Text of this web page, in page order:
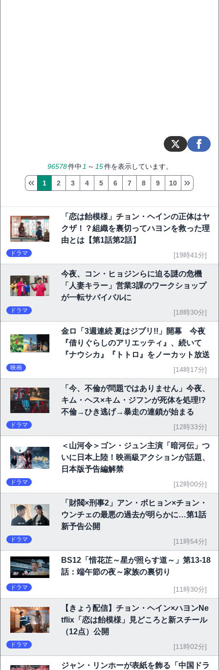
96578件中 1 ～ 15件を表示しています。
1 2 3 4 5 6 7 8 9 10
「恋は飴模様」チョン・ヘインの正体はヤ
クザ！？組織を裏切ってハヨンを救った理
由とは【第1話第2話】
ドラマ [19時41分]
今夜、コン・ヒョジンらに迫る謎の危機
「人妻キラー」営業3課のワークショップ
が一転サバイバルに
ドラマ [18時30分]
金ロ「3週連続 夏はジブリ!!」開幕 今夜
『借りぐらしのアリエッティ』、続いて
『ナウシカ』『トトロ』をノーカット放送
映画 [14時17分]
「今、不倫が問題ではありません」今夜、
キム・ヘス×キム・ジフンが死体を処理!?
不倫→ひき逃げ→暴走の連鎖が始まる
ドラマ [12時33分]
＜山河令＞ゴン・ジュン主演「暗河伝」つ
いに日本上陸！映画級アクションが話題、
日本版予告編解禁
ドラマ [12時00分]
「財閥×刑事2」アン・ボヒョン×チョン・
ウンチェの最悪の過去が明らかに…第1話
新予告公開
ドラマ [11時54分]
BS12「惜花芷～星が照らす道～」第13-18
話：端午節の夜～家族の裏切り
ドラマ [11時30分]
【きょう配信】チョン・ヘイン×ハヨンNe
tflix「恋は飴模様」見どころと新スチール
（12点）公開
ドラマ [11時02分]
ジャン・リンホーが表紙を飾る「中国ドラ